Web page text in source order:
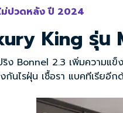
ปวดหลัง ปี 2024
King รุ่น
Bonnel 2.3 เพิ่มความแข็
นไรฝุ่น เชื้อรา แบคทีเรียอีก